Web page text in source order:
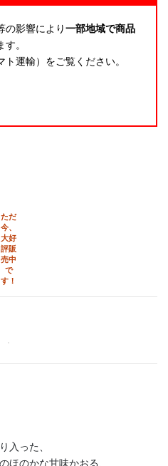
の影響により一部地域で商品
。
運輸）をご覧ください。
ただ
今、
大好
評販
売中
で
す！
入った、
ほのかな甘味かおる、